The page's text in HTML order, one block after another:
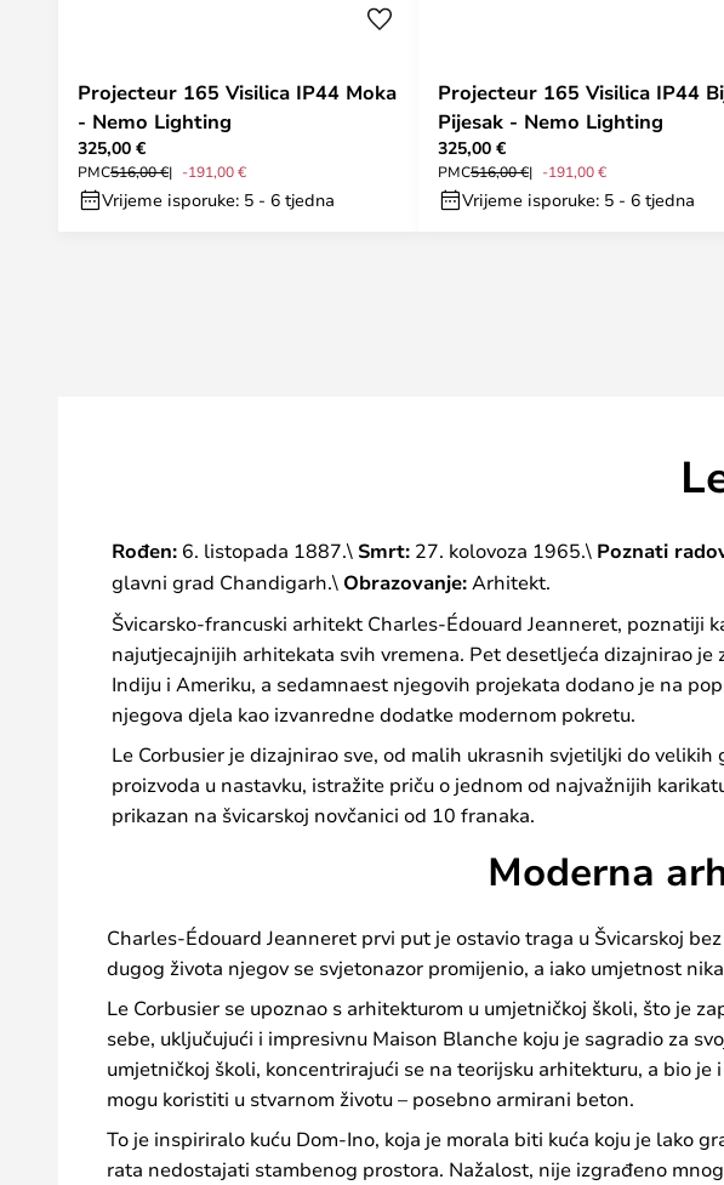
Projecteur 165 Visilica IP44 Moka
- Nemo Lighting
325,00 €
PMC516,00 € -191,00 €
Vrijeme isporuke: 5 - 6 tjedna
Projecteur 165 Visilica IP44
Pijesak - Nemo Lighting
325,00 €
PMC516,00 € -191,00 €
Vrijeme isporuke: 5 - 6 tjedna
Rođen: 6. listopada 1887.\ Smrt: 27. kolovoza 1965.\ Poznati
glavni grad Chandigarh.\ Obrazovanje: Arhitekt.
Švicarsko-francuski arhitekt Charles-Édouard Jeanneret, poznatiji
najutjecajnijih arhitekata svih vremena. Pet desetljeća dizajnirao je
Indiju i Ameriku, a sedamnaest njegovih projekata dodano je na
njegova djela kao izvanredne dodatke modernom pokretu.
Le Corbusier je dizajnirao sve, od malih ukrasnih svjetiljki do
proizvoda u nastavku, istražite priču o jednom od najvažnijih
prikazan na švicarskoj novčanici od 10 franaka.
Moderna
Charles-Édouard Jeanneret prvi put je ostavio traga u Švicarskoj
dugog života njegov se svjetonazor promijenio, a iako umjetnost
Le Corbusier se upoznao s arhitekturom u umjetničkoj školi, što je
sebe, uključujući i impresivnu Maison Blanche koju je sagradio za
umjetničkoj školi, koncentrirajući se na teorijsku arhitekturu, a bio
mogu koristiti u stvarnom životu – posebno armirani beton.
To je inspiriralo kuću Dom-Ino, koja je morala biti kuća koju je lako
rata nedostajati stambenog prostora. Nažalost, nije izgrađeno